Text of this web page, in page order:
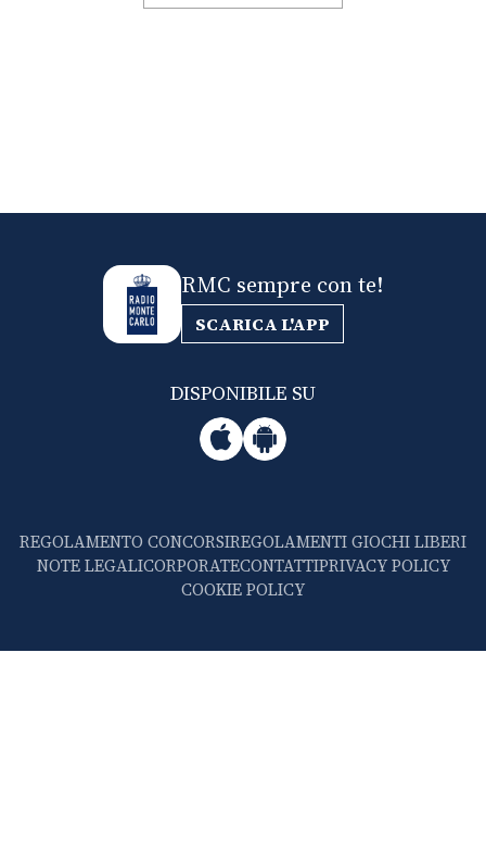
RMC sempre con te!
SCARICA L'APP
DISPONIBILE SU
REGOLAMENTO CONCORSIREGOLAMENTI GIOCHI LIBERI
NOTE LEGALICORPORATECONTATTIPRIVACY POLICY
COOKIE POLICY